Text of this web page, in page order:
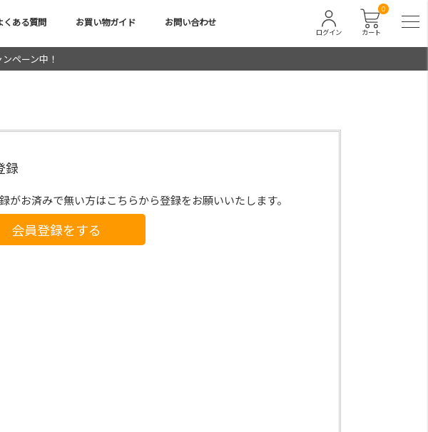
くある質問 お買い物ガイド お問い合わせ
カート
0
ログイン
ペーン中！
録
がお済みで無い方はこちらから登録をお願いいたします。
会員登録をする